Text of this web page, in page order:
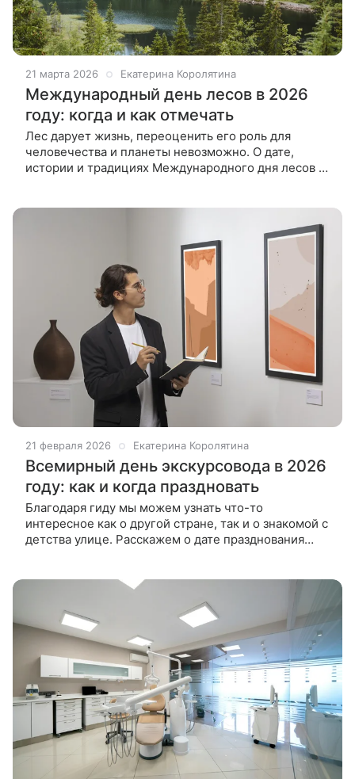
21 марта 2026 Екатерина Королятина
Международный день лесов в 2026
году: когда и как отмечать
Лес дарует жизнь, переоценить его роль для
человечества и планеты невозможно. О дате,
истории и традициях Международного дня лесов в
21 февраля 2026 Екатерина Королятина
Всемирный день экскурсовода в 2026
году: как и когда праздновать
Благодаря гиду мы можем узнать что-то
интересное как о другой стране, так и о знакомой с
детства улице. Расскажем о дате празднования